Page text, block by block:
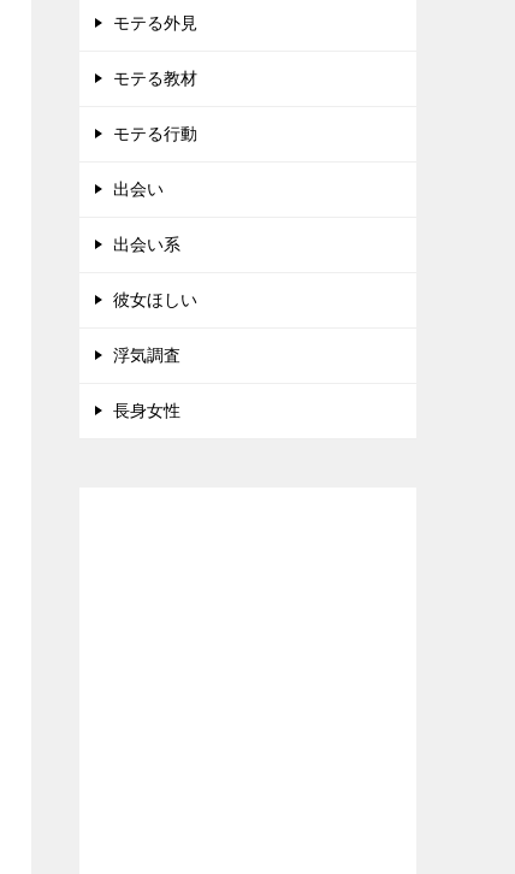
モテる外見
モテる教材
モテる行動
出会い
出会い系
彼女ほしい
浮気調査
長身女性